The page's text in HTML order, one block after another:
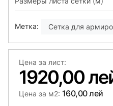
Метка: Сетка для
Цена за лист:
1920,00
Цена за м2: 160,00 лей